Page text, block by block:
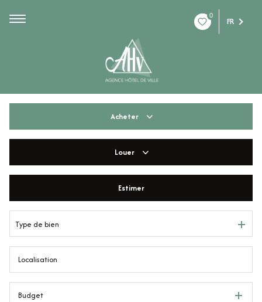
0
FR
Acheter
De l'immo pro
Louer
De l'immo pro
Estimer
Type de bien
Budget